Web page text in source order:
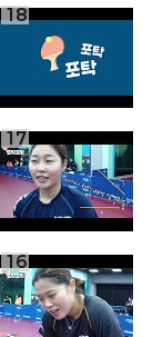
구
대
회
18
17
16